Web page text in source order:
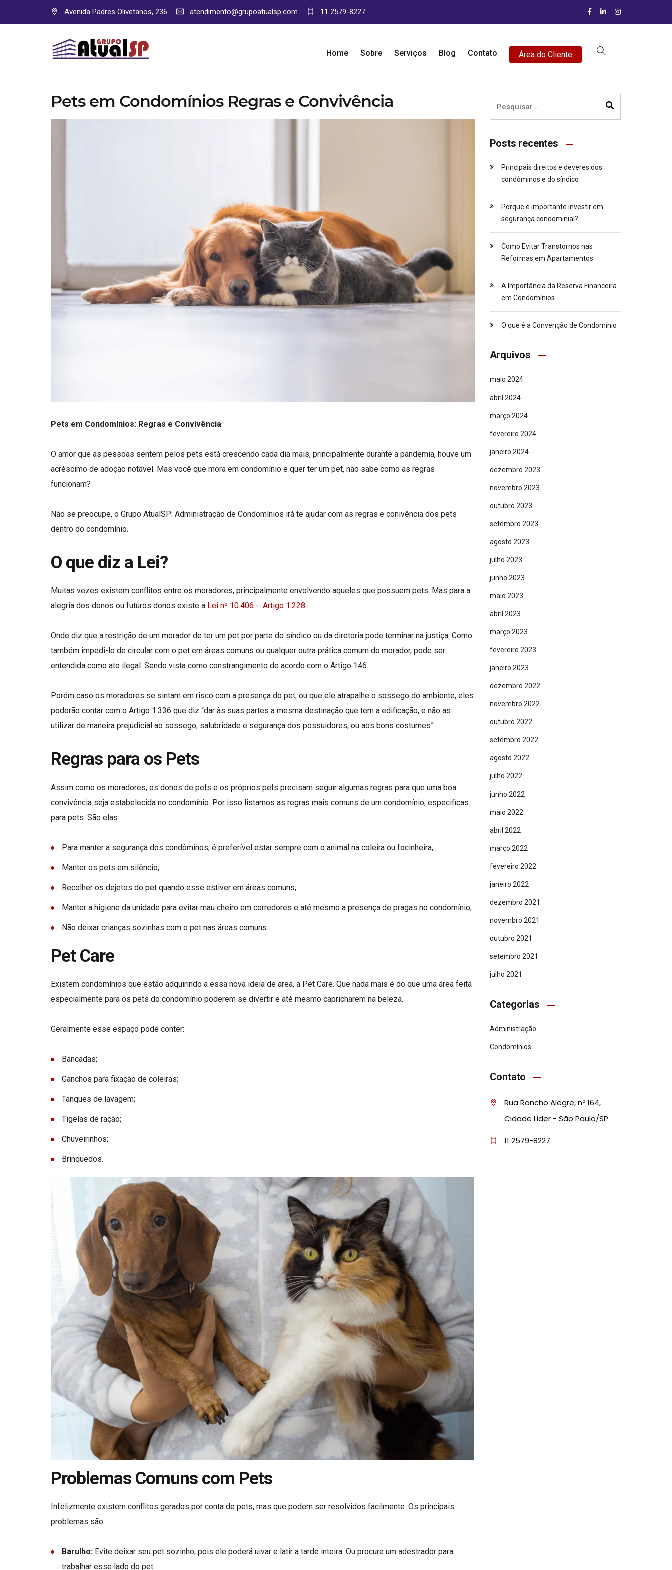
Avenida Padres Olivetanos, 236 atendimento@grupoatualsp.com 11 2579-8227
Home Sobre Serviços Blog Contato Área do Cliente
Pets em Condomínios Regras e Convivência
Pets em Condomínios: Regras e Convivência
O amor que as pessoas sentem pelos pets está crescendo cada dia mais, principalmente durante a pandemia, houve um
acréscimo de adoção notável. Mas você que mora em condomínio e quer ter um pet, não sabe como as regras
funcionam?
Não se preocupe, o Grupo AtualSP: Administração de Condomínios irá te ajudar com as regras e conivência dos pets
dentro do condomínio.
O que diz a Lei?
Muitas vezes existem conflitos entre os moradores, principalmente envolvendo aqueles que possuem pets. Mas para a
alegria dos donos ou futuros donos existe a Lei nº 10.406 – Artigo 1.228.
Onde diz que a restrição de um morador de ter um pet por parte do síndico ou da diretoria pode terminar na justiça. Como
também impedi-lo de circular com o pet em áreas comuns ou qualquer outra prática comum do morador, pode ser
entendida como ato ilegal. Sendo vista como constrangimento de acordo com o Artigo 146.
Porém caso os moradores se sintam em risco com a presença do pet, ou que ele atrapalhe o sossego do ambiente, eles
poderão contar com o Artigo 1.336 que diz “dar às suas partes a mesma destinação que tem a edificação, e não as
utilizar de maneira prejudicial ao sossego, salubridade e segurança dos possuidores, ou aos bons costumes”
Regras para os Pets
Assim como os moradores, os donos de pets e os próprios pets precisam seguir algumas regras para que uma boa
convivência seja estabelecida no condomínio. Por isso listamos as regras mais comuns de um condomínio, especificas
para pets. São elas:
Para manter a segurança dos condôminos, é preferível estar sempre com o animal na coleira ou focinheira;
Manter os pets em silêncio;
Recolher os dejetos do pet quando esse estiver em áreas comuns;
Manter a higiene da unidade para evitar mau cheiro em corredores e até mesmo a presença de pragas no condomínio;
Não deixar crianças sozinhas com o pet nas áreas comuns.
Pet Care
Existem condomínios que estão adquirindo a essa nova ideia de área, a Pet Care. Que nada mais é do que uma área feita
especialmente para os pets do condomínio poderem se divertir e até mesmo capricharem na beleza.
Geralmente esse espaço pode conter:
Bancadas;
Ganchos para fixação de coleiras;
Tanques de lavagem;
Tigelas de ração;
Chuveirinhos;
Brinquedos.
Problemas Comuns com Pets
Infelizmente existem conflitos gerados por conta de pets, mas que podem ser resolvidos facilmente. Os principais
problemas são:
Barulho: Evite deixar seu pet sozinho, pois ele poderá uivar e latir a tarde inteira. Ou procure um adestrador para
trabalhar esse lado do pet.
Posts recentes
Principais direitos e deveres dos
condôminos e do síndico
Porque é importante investir em
segurança condominial?
Como Evitar Transtornos nas
Reformas em Apartamentos
A Importância da Reserva Financeira
em Condomínios
O que é a Convenção de Condomínio
Arquivos
maio 2024
abril 2024
março 2024
fevereiro 2024
janeiro 2024
dezembro 2023
novembro 2023
outubro 2023
setembro 2023
agosto 2023
julho 2023
junho 2023
maio 2023
abril 2023
março 2023
fevereiro 2023
janeiro 2023
dezembro 2022
novembro 2022
outubro 2022
setembro 2022
agosto 2022
julho 2022
junho 2022
maio 2022
abril 2022
março 2022
fevereiro 2022
janeiro 2022
dezembro 2021
novembro 2021
outubro 2021
setembro 2021
julho 2021
Categorias
Administração
Condomínios
Contato
Rua Rancho Alegre, nº 164,
Cidade Lider - São Paulo/SP
11 2579-8227